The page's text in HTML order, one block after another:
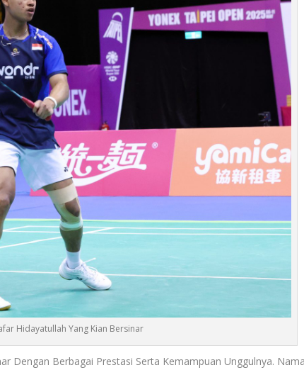
Hidayatullah Yang Kian Bersinar
Dengan Berbagai Prestasi Serta Kemampuan Unggulnya.